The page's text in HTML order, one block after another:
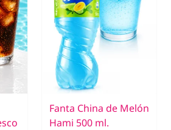
Fanta China de Melón
Hami 500 ml.